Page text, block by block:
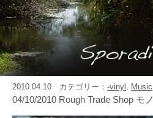
2010.04.10 カテゴリー： -vinyl , Music
04/10/2010 Rough Trade Shop モノ